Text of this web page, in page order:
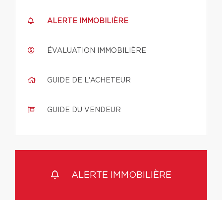
ALERTE IMMOBILIÈRE
ÉVALUATION IMMOBILIÈRE
GUIDE DE L'ACHETEUR
GUIDE DU VENDEUR
ALERTE IMMOBILIÈRE